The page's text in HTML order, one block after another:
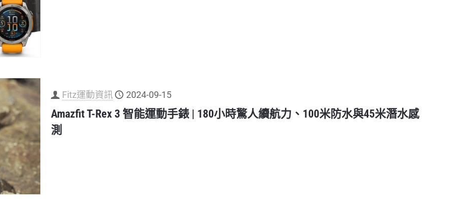
Fitz運動資訊 2024-09-15
Amazfit T-Rex 3 智能運動手錶 | 180小時驚人續航力、100米防水與45米潛水感
測